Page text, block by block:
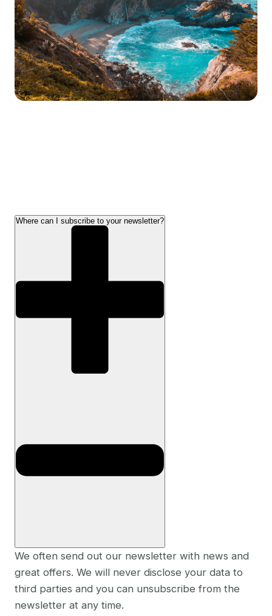
Where can I subscribe to your newsletter?
We often send out our newsletter with news and
great offers. We will never disclose your data to
third parties and you can unsubscribe from the
newsletter at any time.